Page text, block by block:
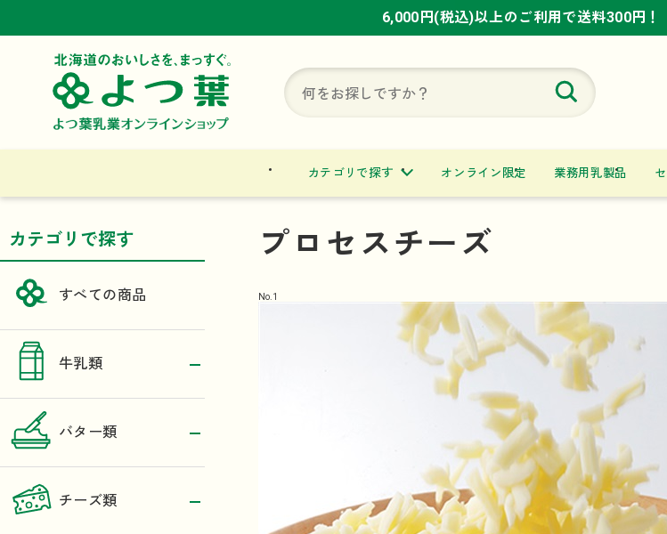
6,000円(税込)以上のご利用で送料300円！
6,000円(税込)以上のご利用で送料300円！
6,000円(税込)以上のご利用で送料300円！
カテゴリで探す オンライン限定 業務用乳製品
カテゴリで探す
すべての商品
牛乳類
バター類
チーズ類
プロセスチーズ
No. 1